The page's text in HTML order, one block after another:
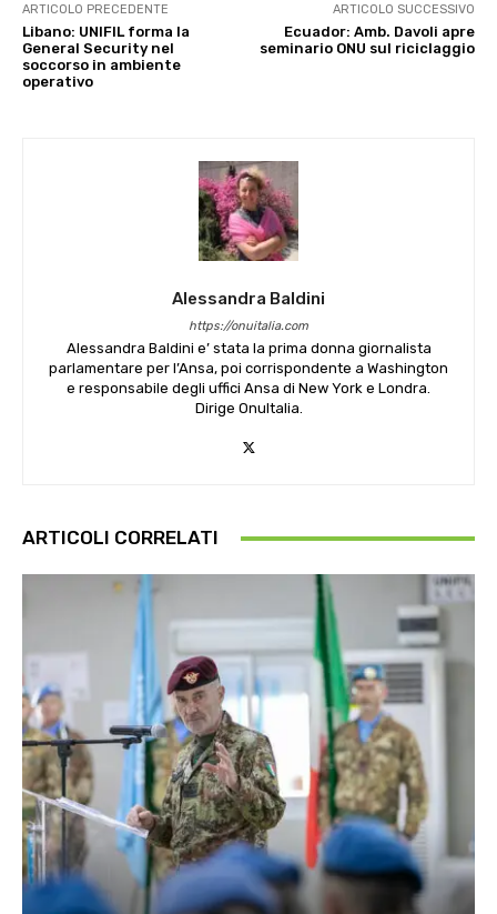
ARTICOLO PRECEDENTE
Libano: UNIFIL forma la
General Security nel
soccorso in ambiente
operativo
ARTICOLO SUCCESSIVO
Ecuador: Amb. Davoli apre
seminario ONU sul riciclaggio
Alessandra Baldini
https://onuitalia.com
Alessandra Baldini e’ stata la prima donna giornalista
parlamentare per l’Ansa, poi corrispondente a Washington
e responsabile degli uffici Ansa di New York e Londra.
Dirige OnuItalia.
ARTICOLI CORRELATI